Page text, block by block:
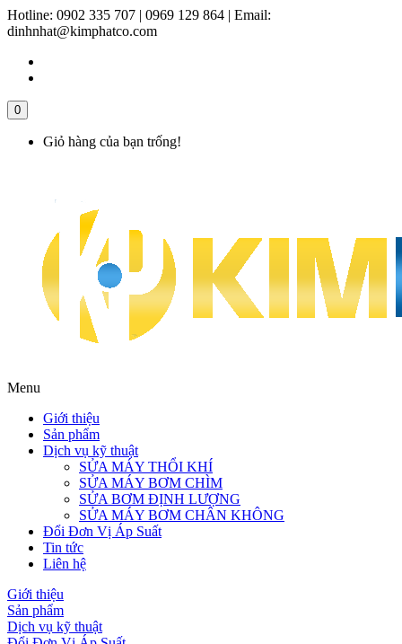
Hotline: 0902 335 707 | 0969 129 864 | Email:
dinhnhat@kimphatco.com
0
Giỏ hàng của bạn trống!
Menu
Giới thiệu
Sản phẩm
Dịch vụ kỹ thuật
SỬA MÁY THỔI KHÍ
SỬA MÁY BƠM CHÌM
SỬA BƠM ĐỊNH LƯỢNG
SỬA MÁY BƠM CHÂN KHÔNG
Đổi Đơn Vị Áp Suất
Tin tức
Liên hệ
Giới thiệu
Sản phẩm
Dịch vụ kỹ thuật